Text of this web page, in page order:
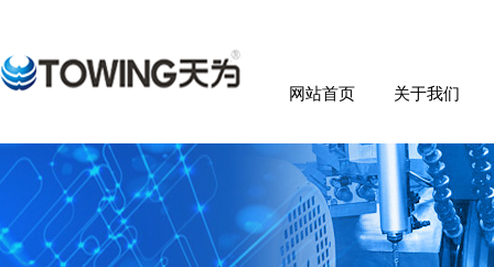
网站首页 关于我们